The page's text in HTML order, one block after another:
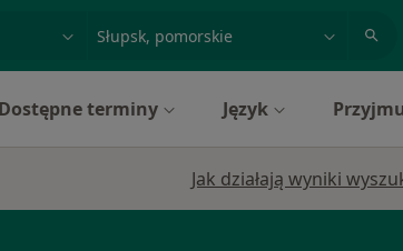
Dostępne terminy Język
Jak działają wyniki